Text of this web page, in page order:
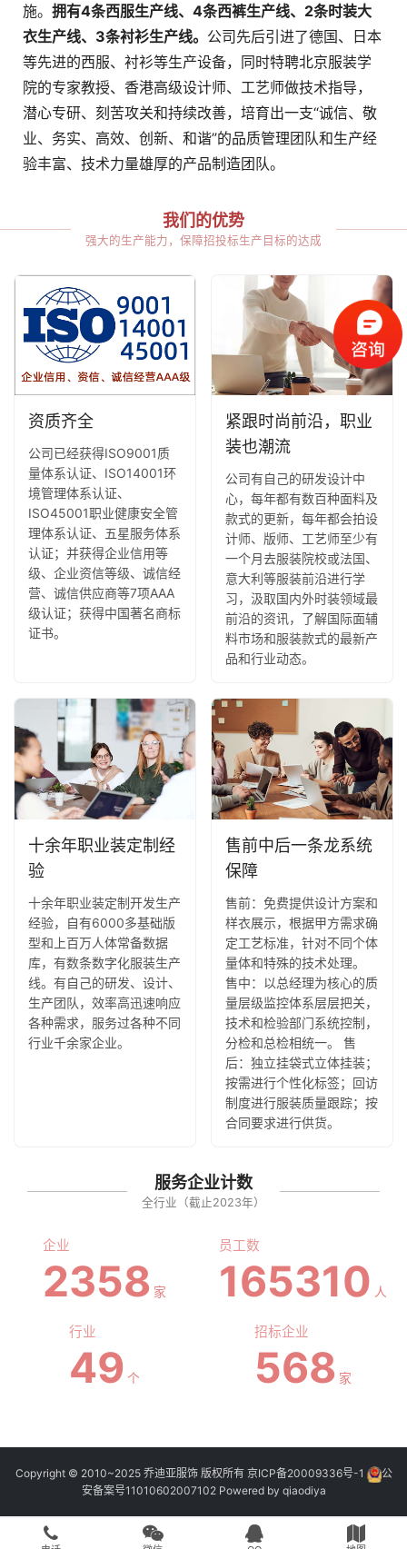
施。 拥有4条西服生产线、4条西裤生产线、2条时装大
衣生产线、3条衬衫生产线。 公司先后引进了德国、日本
等先进的西服、衬衫等生产设备，同时特聘北京服装学
院的专家教授、香港高级设计师、工艺师做技术指导，
潜心专研、刻苦攻关和持续改善，培育出一支“诚信、敬
业、务实、高效、创新、和谐”的品质管理团队和生产经
验丰富、技术力量雄厚的产品制造团队。
我们的优势
强大的生产能力，保障招投标生产目标的达成
资质齐全
公司已经获得ISO9001质
量体系认证、ISO14001环
境管理体系认证、
ISO45001职业健康安全管
理体系认证、五星服务体系
认证；并获得企业信用等
级、企业资信等级、诚信经
营、诚信供应商等7项AAA
级认证；获得中国著名商标
证书。
紧跟时尚前沿，职业
装也潮流
公司有自己的研发设计中
心，每年都有数百种面料及
款式的更新，每年都会拍设
计师、版师、工艺师至少有
一个月去服装院校或法国、
意大利等服装前沿进行学
习，汲取国内外时装领域最
前沿的资讯，了解国际面辅
料市场和服装款式的最新产
品和行业动态。
十余年职业装定制经
验
十余年职业装定制开发生产
经验，自有6000多基础版
型和上百万人体常备数据
库，有数条数字化服装生产
线。有自己的研发、设计、
生产团队，效率高迅速响应
各种需求，服务过各种不同
行业千余家企业。
售前中后一条龙系统
保障
售前：免费提供设计方案和
样衣展示，根据甲方需求确
定工艺标准，针对不同个体
量体和特殊的技术处理。
售中：以总经理为核心的质
量层级监控体系层层把关，
技术和检验部门系统控制，
分检和总检相统一。 售
后：独立挂袋式立体挂装；
按需进行个性化标签；回访
制度进行服装质量跟踪；按
合同要求进行供货。
服务企业计数
全行业（截止2023年）
企业
2358 家
员工数
165310 人
行业
49 个
招标企业
568 家
Copyright © 2010~2025 乔迪亚服饰 版权所有 京ICP备20009336号-1
公
安备案号11010602007102Powered by qiaodiya